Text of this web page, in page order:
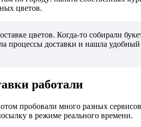
цветов.
цветов. Когда-то собирали
процессы доставки и нашла удобный
работали
пробовали много разных
в режиме реального времени.